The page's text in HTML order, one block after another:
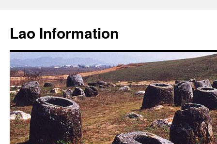
contenu
Lao Information